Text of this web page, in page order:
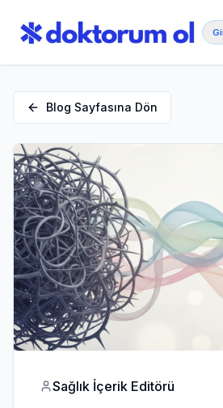
Blog Sayfasına Dön
Sağlık İçerik Editörü